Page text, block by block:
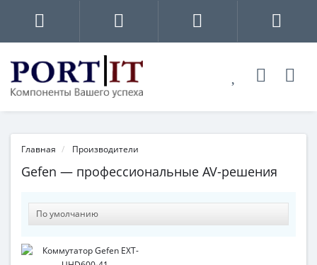
Главная Производители
Gefen — профессиональные AV-решения